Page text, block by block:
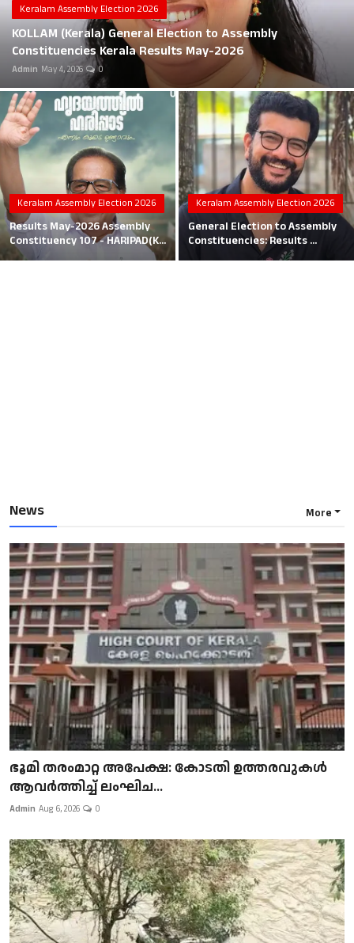
Education
Business
Local News
Earn Money
Tutorials
Malayalam
Keralam Assembly Election 2026
KOLLAM (Kerala) General Election to Assembly
Constituencies Kerala Results May-2026
Admin May 4, 2026 0
Keralam Assembly Election 2026
Results May-2026 Assembly
Constituency 107 - HARIPAD(K...
Keralam Assembly Election 2026
General Election to Assembly
Constituencies: Results ...
News More
ഭൂമി തരംമാറ്റ അപേക്ഷ: കോടതി ഉത്തരവുകൾ
ആവർത്തിച്ച് ലംഘിച...
Admin Aug 6, 2026 0